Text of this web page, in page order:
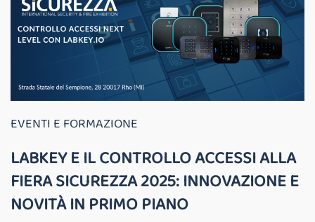
EVENTI E FORMAZIONE
LABKEY E IL CONTROLLO ACCESSI ALLA
FIERA SICUREZZA 2025: INNOVAZIONE E
NOVITÀ IN PRIMO PIANO